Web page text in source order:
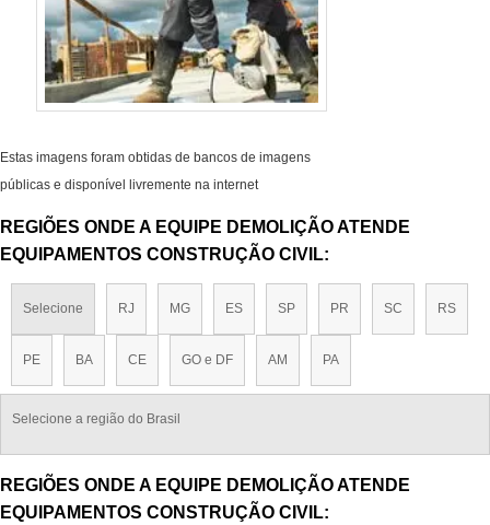
Estas imagens foram obtidas de bancos de imagens
públicas e disponível livremente na internet
REGIÕES ONDE A EQUIPE DEMOLIÇÃO ATENDE
EQUIPAMENTOS CONSTRUÇÃO CIVIL:
Selecione RJ MG ES SP PR SC RS
PE BA CE GO e DF AM PA
Selecione a região do Brasil
REGIÕES ONDE A EQUIPE DEMOLIÇÃO ATENDE
EQUIPAMENTOS CONSTRUÇÃO CIVIL: